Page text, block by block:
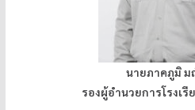
นายภาคภูมิ
รองผู้อำนวยการโรงเ